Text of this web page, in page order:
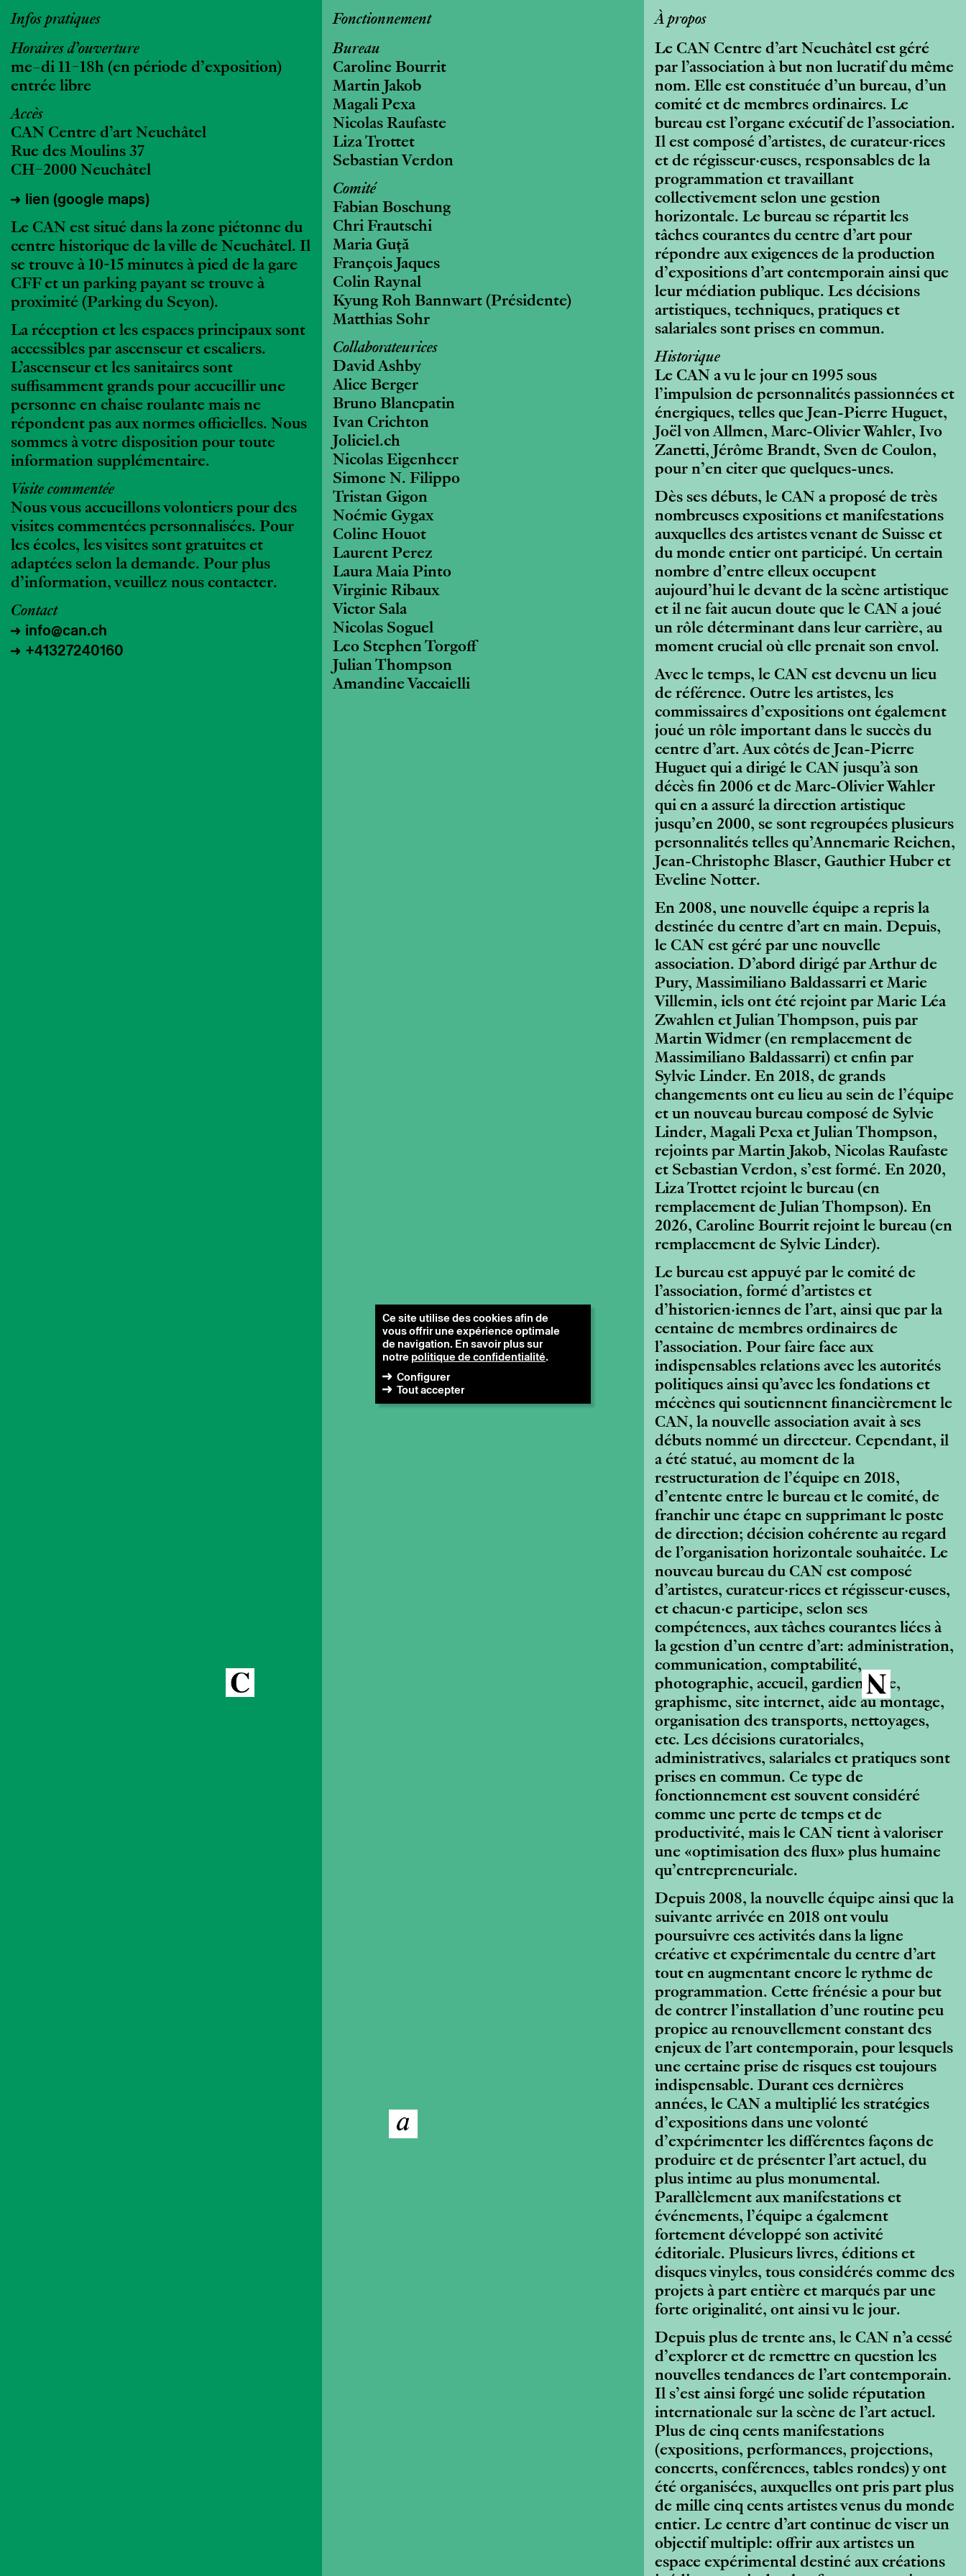
Infos pratiques
Horaires d’ouverture
me–di 11–18h (en période d’exposition)
entrée libre
Accès
CAN Centre d’art Neuchâtel
Rue des Moulins 37
CH–2000 Neuchâtel
lien (google maps)
Le CAN est situé dans la zone piétonne du
centre historique de la ville de Neuchâtel. Il
se trouve à 10-15 minutes à pied de la gare
CFF et un parking payant se trouve à
proximité (Parking du Seyon).
La réception et les espaces principaux sont
accessibles par ascenseur et escaliers.
L’ascenseur et les sanitaires sont
suffisamment grands pour accueillir une
personne en chaise roulante mais ne
répondent pas aux normes officielles. Nous
sommes à votre disposition pour toute
information supplémentaire.
Visite commentée
Nous vous accueillons volontiers pour des
visites commentées personnalisées. Pour
les écoles, les visites sont gratuites et
adaptées selon la demande. Pour plus
d’information, veuillez nous contacter.
Contact
info@can.ch
+41327240160
Fonctionnement
Bureau
Caroline Bourrit
Martin Jakob
Magali Pexa
Nicolas Raufaste
Liza Trottet
Sebastian Verdon
Comité
Fabian Boschung
Chri Frautschi
Maria Guţă
François Jaques
Colin Raynal
Kyung Roh Bannwart (Présidente)
Matthias Sohr
Collaborateurices
David Ashby
Alice Berger
Bruno Blancpatin
Ivan Crichton
Joliciel.ch
Nicolas Eigenheer
Simone N. Filippo
Tristan Gigon
Noémie Gygax
Coline Houot
Laurent Perez
Laura Maia Pinto
Virginie Ribaux
Victor Sala
Nicolas Soguel
Leo Stephen Torgoff
Julian Thompson
Amandine Vaccaielli
À propos
Le CAN Centre d’art Neuchâtel est géré
par l’association à but non lucratif du même
nom. Elle est constituée d’un bureau, d’un
comité et de membres ordinaires. Le
bureau est l’organe exécutif de l’association.
Il est composé d’artistes, de curateur·rices
et de régisseur·euses, responsables de la
programmation et travaillant
collectivement selon une gestion
horizontale. Le bureau se répartit les
tâches courantes du centre d’art pour
répondre aux exigences de la production
d’expositions d’art contemporain ainsi que
leur médiation publique. Les décisions
artistiques, techniques, pratiques et
salariales sont prises en commun.
Historique
Le CAN a vu le jour en 1995 sous
l’impulsion de personnalités passionnées et
énergiques, telles que Jean-Pierre Huguet,
Joël von Allmen, Marc-Olivier Wahler, Ivo
Zanetti, Jérôme Brandt, Sven de Coulon,
pour n’en citer que quelques-unes.
Dès ses débuts, le CAN a proposé de très
nombreuses expositions et manifestations
auxquelles des artistes venant de Suisse et
du monde entier ont participé. Un certain
nombre d’entre elleux occupent
aujourd’hui le devant de la scène artistique
et il ne fait aucun doute que le CAN a joué
un rôle déterminant dans leur carrière, au
moment crucial où elle prenait son envol.
Avec le temps, le CAN est devenu un lieu
de référence. Outre les artistes, les
commissaires d’expositions ont également
joué un rôle important dans le succès du
centre d’art. Aux côtés de Jean-Pierre
Huguet qui a dirigé le CAN jusqu’à son
décès fin 2006 et de Marc-Olivier Wahler
qui en a assuré la direction artistique
jusqu’en 2000, se sont regroupées plusieurs
personnalités telles qu’Annemarie Reichen,
Jean-Christophe Blaser, Gauthier Huber et
Eveline Notter.
En 2008, une nouvelle équipe a repris la
destinée du centre d’art en main. Depuis,
le CAN est géré par une nouvelle
association. D’abord dirigé par Arthur de
Pury, Massimiliano Baldassarri et Marie
Villemin, iels ont été rejoint par Marie Léa
Zwahlen et Julian Thompson, puis par
Martin Widmer (en remplacement de
Massimiliano Baldassarri) et enfin par
Sylvie Linder. En 2018, de grands
changements ont eu lieu au sein de l’équipe
et un nouveau bureau composé de Sylvie
Linder, Magali Pexa et Julian Thompson,
rejoints par Martin Jakob, Nicolas Raufaste
et Sebastian Verdon, s’est formé. En 2020,
Liza Trottet rejoint le bureau (en
remplacement de Julian Thompson). En
2026, Caroline Bourrit rejoint le bureau (en
remplacement de Sylvie Linder).
Le bureau est appuyé par le comité de
l’association, formé d’artistes et
d’historien·iennes de l’art, ainsi que par la
centaine de membres ordinaires de
l’association. Pour faire face aux
indispensables relations avec les autorités
politiques ainsi qu’avec les fondations et
mécènes qui soutiennent financièrement le
CAN, la nouvelle association avait à ses
débuts nommé un directeur. Cependant, il
a été statué, au moment de la
restructuration de l’équipe en 2018,
d’entente entre le bureau et le comité, de
franchir une étape en supprimant le poste
de direction; décision cohérente au regard
de l’organisation horizontale souhaitée. Le
nouveau bureau du CAN est composé
d’artistes, curateur·rices et régisseur·euses,
et chacun·e participe, selon ses
compétences, aux tâches courantes liées à
la gestion d’un centre d’art: administration,
communication, comptabilité,
photographie, accueil, gardiennage,
graphisme, site internet, aide au montage,
organisation des transports, nettoyages,
etc. Les décisions curatoriales,
administratives, salariales et pratiques sont
prises en commun. Ce type de
fonctionnement est souvent considéré
comme une perte de temps et de
productivité, mais le CAN tient à valoriser
une «optimisation des flux» plus humaine
qu’entrepreneuriale.
Depuis 2008, la nouvelle équipe ainsi que la
suivante arrivée en 2018 ont voulu
poursuivre ces activités dans la ligne
créative et expérimentale du centre d’art
tout en augmentant encore le rythme de
programmation. Cette frénésie a pour but
de contrer l’installation d’une routine peu
propice au renouvellement constant des
enjeux de l’art contemporain, pour lesquels
une certaine prise de risques est toujours
indispensable. Durant ces dernières
années, le CAN a multiplié les stratégies
d’expositions dans une volonté
d’expérimenter les différentes façons de
produire et de présenter l’art actuel, du
plus intime au plus monumental.
Parallèlement aux manifestations et
événements, l’équipe a également
fortement développé son activité
éditoriale. Plusieurs livres, éditions et
disques vinyles, tous considérés comme des
projets à part entière et marqués par une
forte originalité, ont ainsi vu le jour.
Depuis plus de trente ans, le CAN n’a cessé
d’explorer et de remettre en question les
nouvelles tendances de l’art contemporain.
Il s’est ainsi forgé une solide réputation
internationale sur la scène de l’art actuel.
Plus de cinq cents manifestations
(expositions, performances, projections,
concerts, conférences, tables rondes) y ont
été organisées, auxquelles ont pris part plus
de mille cinq cents artistes venus du monde
entier. Le centre d’art continue de viser un
objectif multiple: offrir aux artistes un
espace expérimental destiné aux créations
Ce site utilise des cookies afin de
vous offrir une expérience optimale
de navigation. En savoir plus sur
notrepolitique de confidentialité.
Configurer
Tout accepter